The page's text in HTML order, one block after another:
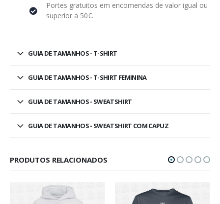
Portes gratuitos em encomendas de valor igual ou
superior a 50€.
GUIA DE TAMANHOS - T-SHIRT
GUIA DE TAMANHOS - T-SHIRT FEMININA
GUIA DE TAMANHOS - SWEATSHIRT
GUIA DE TAMANHOS - SWEATSHIRT COM CAPUZ
PRODUTOS RELACIONADOS